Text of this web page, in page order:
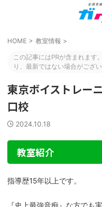
HOME > 教室情報 >
この記事にはPRが含まれます
り、最新ではない場合がござい
東京ボイストレー
口校
2024.10.18
教室紹介
指導歴15年以上です。